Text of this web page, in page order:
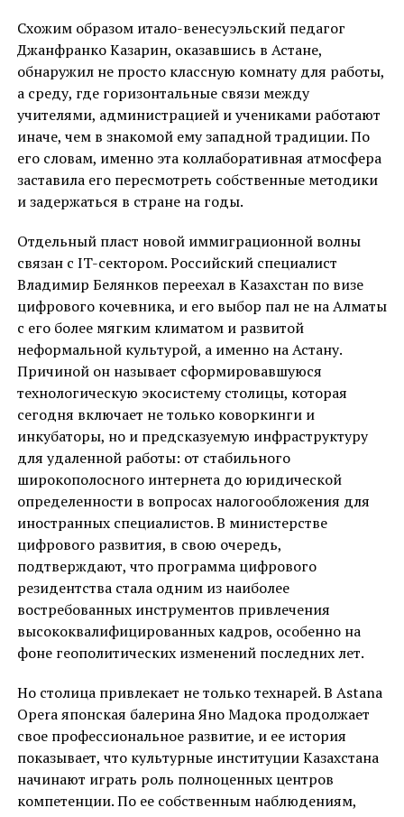
Схожим образом итало-венесуэльский педагог
Джанфранко Казарин, оказавшись в Астане,
обнаружил не просто классную комнату для работы,
а среду, где горизонтальные связи между
учителями, администрацией и учениками работают
иначе, чем в знакомой ему западной традиции. По
его словам, именно эта коллаборативная атмосфера
заставила его пересмотреть собственные методики
и задержаться в стране на годы.
Отдельный пласт новой иммиграционной волны
связан с IT-сектором. Российский специалист
Владимир Белянков переехал в Казахстан по визе
цифрового кочевника, и его выбор пал не на Алматы
с его более мягким климатом и развитой
неформальной культурой, а именно на Астану.
Причиной он называет сформировавшуюся
технологическую экосистему столицы, которая
сегодня включает не только коворкинги и
инкубаторы, но и предсказуемую инфраструктуру
для удаленной работы: от стабильного
широкополосного интернета до юридической
определенности в вопросах налогообложения для
иностранных специалистов. В министерстве
цифрового развития, в свою очередь,
подтверждают, что программа цифрового
резидентства стала одним из наиболее
востребованных инструментов привлечения
высококвалифицированных кадров, особенно на
фоне геополитических изменений последних лет.
Но столица привлекает не только технарей. В Astana
Opera японская балерина Яно Мадока продолжает
свое профессиональное развитие, и ее история
показывает, что культурные институции Казахстана
начинают играть роль полноценных центров
компетенции. По ее собственным наблюдениям,